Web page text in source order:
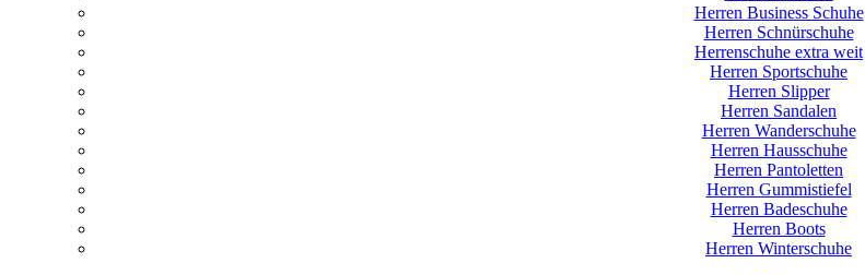
Herren Business Schuhe
Herren Schnürschuhe
Herrenschuhe extra weit
Herren Sportschuhe
Herren Slipper
Herren Sandalen
Herren Wanderschuhe
Herren Hausschuhe
Herren Pantoletten
Herren Gummistiefel
Herren Badeschuhe
Herren Boots
Herren Winterschuhe